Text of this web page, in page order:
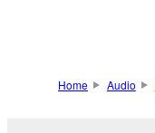
Home Audio